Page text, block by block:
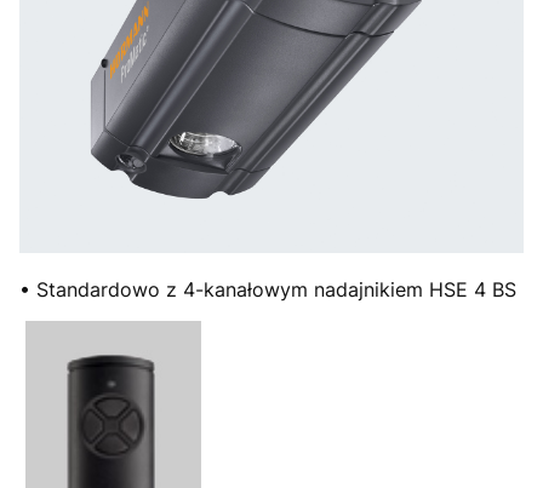
• Standardowo z 4-kanałowym nadajnikiem HSE 4 BS